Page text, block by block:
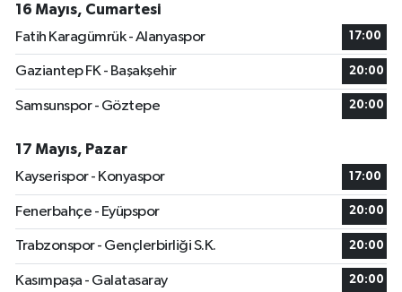
16 Mayıs, Cumartesi
Fatih Karagümrük - Alanyaspor
17:00
Gaziantep FK - Başakşehir 20:00
Samsunspor - Göztepe 20:00
17 Mayıs, Pazar
Kayserispor - Konyaspor
17:00
Fenerbahçe - Eyüpspor 20:00
Trabzonspor - Gençlerbirliği S.K. 20:00
Kasımpaşa - Galatasaray 20:00